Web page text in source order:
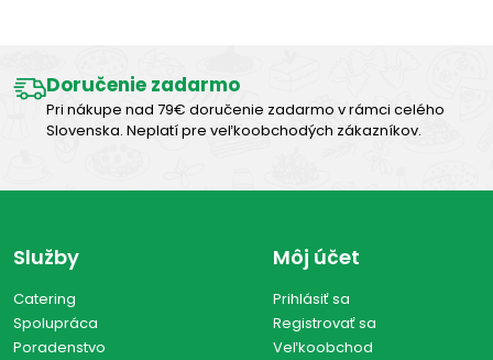
Doručenie zadarmo
Pri nákupe nad 79€ doručenie zadarmo v rámci celého
Slovenska. Neplatí pre veľkoobchodých zákazníkov.
Služby
Catering
Spolupráca
Poradenstvo
Môj účet
Prihlásiť sa
Registrovať sa
Veľkoobchod